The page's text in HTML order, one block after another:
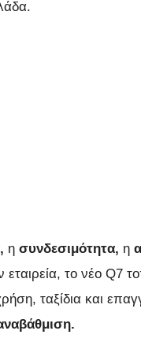
η συνδεσιμότητα, η
το νέο Q7
ταξίδια και